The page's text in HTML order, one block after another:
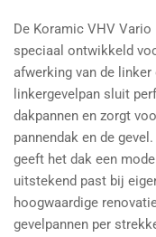
De Koramic VHV
speciaal ontwikkeld
afwerking van de
linkergevelpan sluit
dakpannen en zorgt
pannendak en de
geeft het dak een
uitstekend past bij
hoogwaardige
gevelpannen per